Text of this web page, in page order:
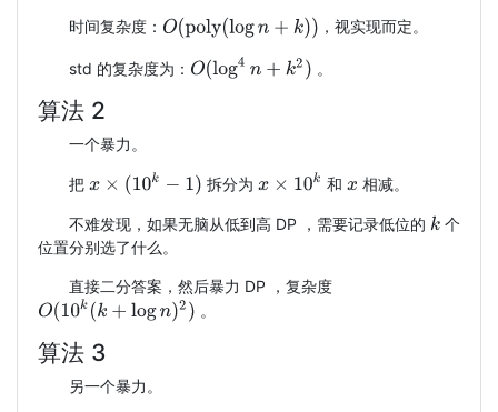
时间复杂度： O(poly(logn+k) ) ，视实现而定。
std 的复杂度为： O(log4n +k2) 。
算法 2
一个暴力。
把 x×(10k −1) 拆分为 x×10 k 和 x 相减。
不难发现，如果无脑从低到高 DP ，需要记录低位的 k个
位置分别选了什么。
直接二分答案，然后暴力 DP ，复杂度
O(10k(k+log n)2) 。
算法 3
另一个暴力。